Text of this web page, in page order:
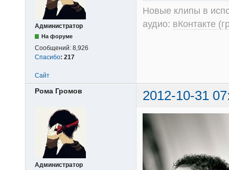
Администратор
На форуме
Сообщений: 8,926
Спасибо: 217
Новые клипы в
аудио: вКонтакте
Сайт
Рома Громов 2012-10-31
Администратор